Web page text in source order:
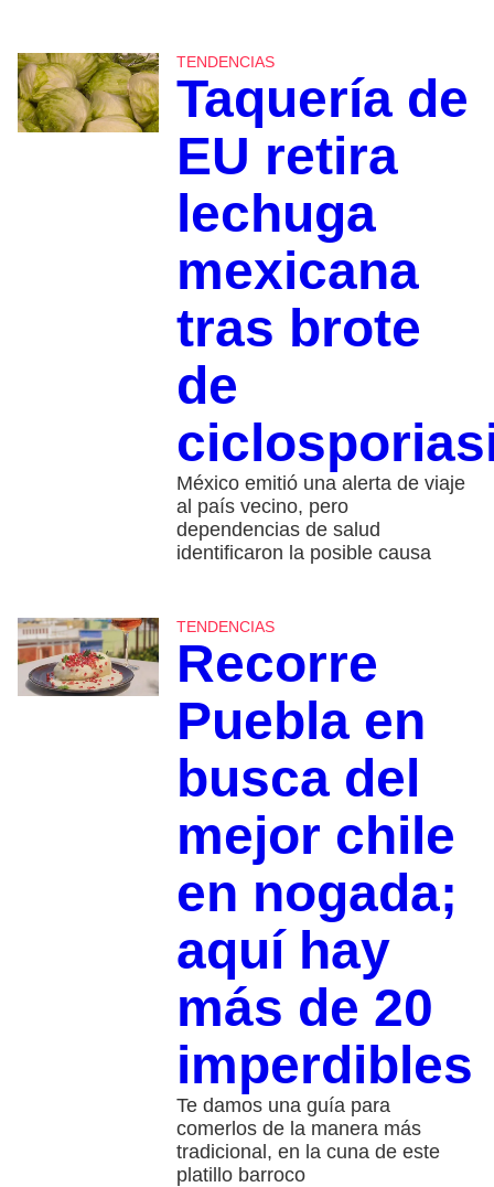
TENDENCIAS
Taquería de
EU retira
lechuga
mexicana
tras brote
de
México emitió una alerta de viaje
al país vecino, pero
dependencias de salud
identificaron la posible causa
TENDENCIAS
Recorre
Puebla en
busca del
mejor chile
en nogada;
aquí hay
más de 20
imperdibles
Te damos una guía para
comerlos de la manera más
tradicional, en la cuna de este
platillo barroco